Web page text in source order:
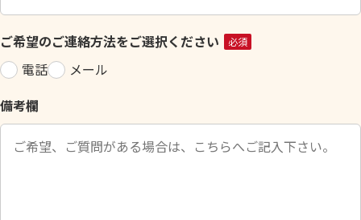
ィ
ー
ル
ド
空
の
ご希望のご連絡方法をご選択ください 必須
電話
メール
備考欄